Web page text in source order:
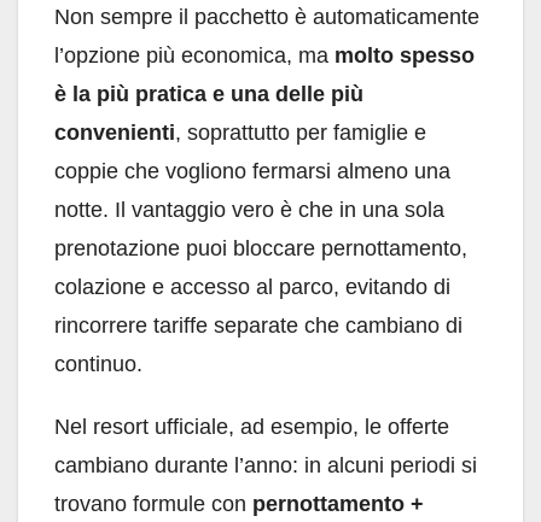
Non sempre il pacchetto è automaticamente
l’opzione più economica, ma molto spesso
è la più pratica e una delle più
convenienti, soprattutto per famiglie e
coppie che vogliono fermarsi almeno una
notte. Il vantaggio vero è che in una sola
prenotazione puoi bloccare pernottamento,
colazione e accesso al parco, evitando di
rincorrere tariffe separate che cambiano di
continuo.
Nel resort ufficiale, ad esempio, le offerte
cambiano durante l’anno: in alcuni periodi si
trovano formule con pernottamento +